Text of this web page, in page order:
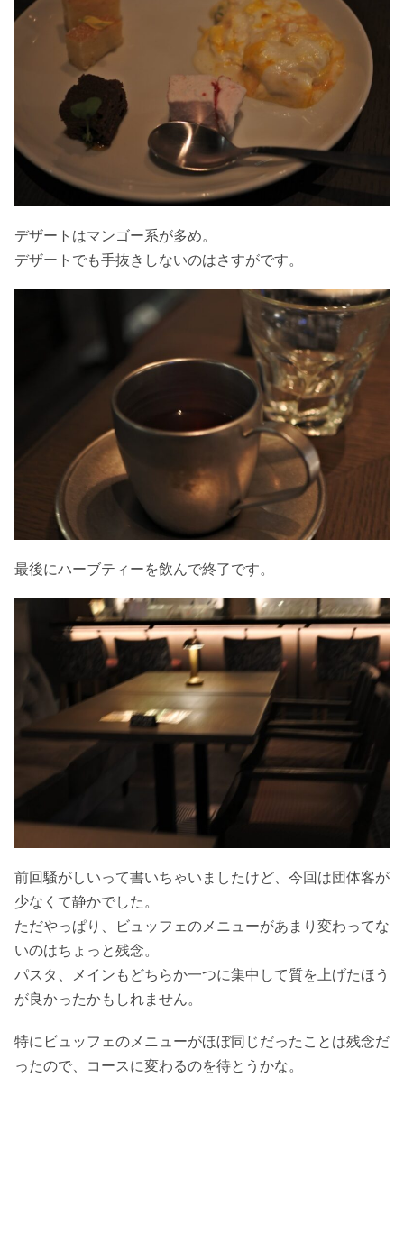
デザートはマンゴー系が多め。
デザートでも手抜きしないのはさすがです。
最後にハーブティーを飲んで終了です。
前回騒がしいって書いちゃいましたけど、今回は団体客が
少なくて静かでした。
ただやっぱり、ビュッフェのメニューがあまり変わってな
いのはちょっと残念。
パスタ、メインもどちらか一つに集中して質を上げたほう
が良かったかもしれません。
特にビュッフェのメニューがほぼ同じだったことは残念だ
ったので、コースに変わるのを待とうかな。